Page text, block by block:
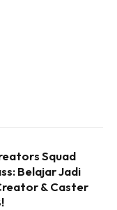
Squad
Belajar Jadi
& Caster